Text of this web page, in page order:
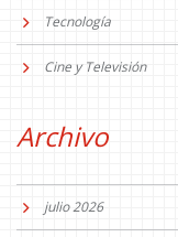
Tecnología
Cine y Televisión
Archivo
julio 2026